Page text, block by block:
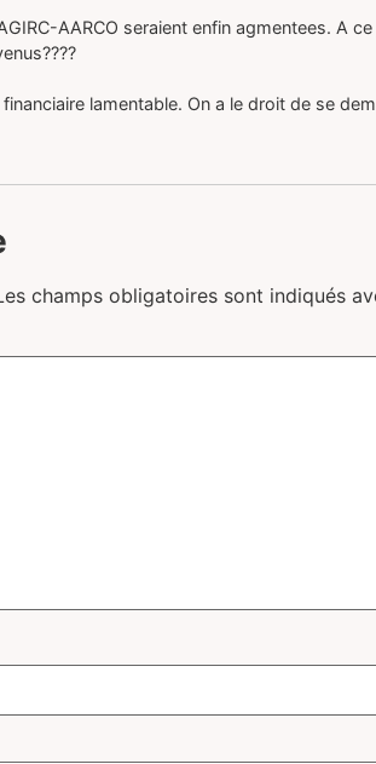
AARCO seraient enfin agmentees. A
lamentable. On a le droit de se
champs obligatoires sont indiqués